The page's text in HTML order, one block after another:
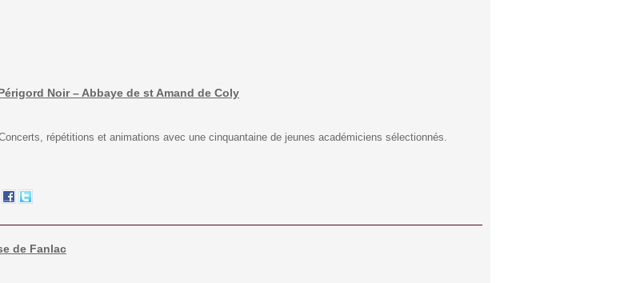
Noir – Abbaye de st Amand de Coly
répétitions et animations avec une cinquantaine de jeunes académiciens sélectionnés.
de Fanlac